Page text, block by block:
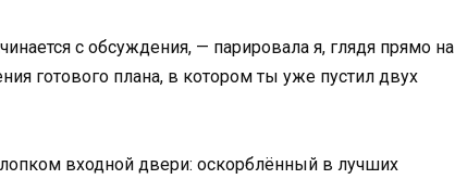
с обсуждения, — парировала я, глядя прямо на
готового плана, в котором ты уже пустил двух
входной двери: оскорблённый в лучших